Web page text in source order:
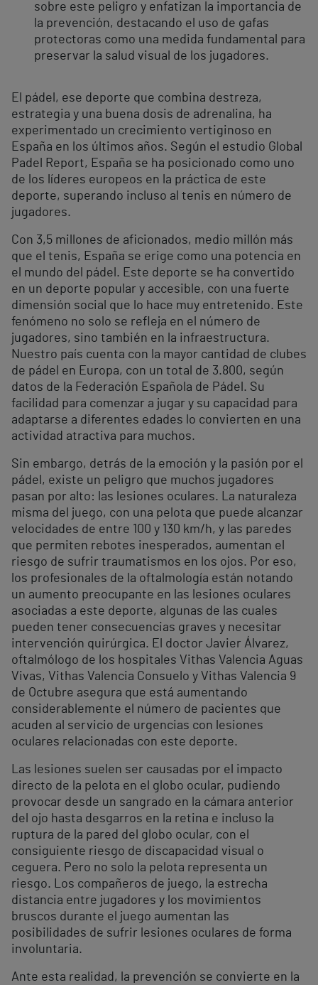
sobre este peligro y enfatizan la importancia de
la prevención, destacando el uso de gafas
protectoras como una medida fundamental para
preservar la salud visual de los jugadores.
El pádel, ese deporte que combina destreza,
estrategia y una buena dosis de adrenalina, ha
experimentado un crecimiento vertiginoso en
España en los últimos años. Según el estudio Global
Padel Report, España se ha posicionado como uno
de los líderes europeos en la práctica de este
deporte, superando incluso al tenis en número de
jugadores.
Con 3,5 millones de aficionados, medio millón más
que el tenis, España se erige como una potencia en
el mundo del pádel. Este deporte se ha convertido
en un deporte popular y accesible, con una fuerte
dimensión social que lo hace muy entretenido. Este
fenómeno no solo se refleja en el número de
jugadores, sino también en la infraestructura.
Nuestro país cuenta con la mayor cantidad de clubes
de pádel en Europa, con un total de 3.800, según
datos de la Federación Española de Pádel. Su
facilidad para comenzar a jugar y su capacidad para
adaptarse a diferentes edades lo convierten en una
actividad atractiva para muchos.
Sin embargo, detrás de la emoción y la pasión por el
pádel, existe un peligro que muchos jugadores
pasan por alto: las lesiones oculares. La naturaleza
misma del juego, con una pelota que puede alcanzar
velocidades de entre 100 y 130 km/h, y las paredes
que permiten rebotes inesperados, aumentan el
riesgo de sufrir traumatismos en los ojos. Por eso,
los profesionales de la oftalmología están notando
un aumento preocupante en las lesiones oculares
asociadas a este deporte, algunas de las cuales
pueden tener consecuencias graves y necesitar
intervención quirúrgica. El doctor Javier Álvarez,
oftalmólogo de los hospitales Vithas Valencia Aguas
Vivas, Vithas Valencia Consuelo y Vithas Valencia 9
de Octubre asegura que está aumentando
considerablemente el número de pacientes que
acuden al servicio de urgencias con lesiones
oculares relacionadas con este deporte.
Las lesiones suelen ser causadas por el impacto
directo de la pelota en el globo ocular, pudiendo
provocar desde un sangrado en la cámara anterior
del ojo hasta desgarros en la retina e incluso la
ruptura de la pared del globo ocular, con el
consiguiente riesgo de discapacidad visual o
ceguera. Pero no solo la pelota representa un
riesgo. Los compañeros de juego, la estrecha
distancia entre jugadores y los movimientos
bruscos durante el juego aumentan las
posibilidades de sufrir lesiones oculares de forma
involuntaria.
Ante esta realidad, la prevención se convierte en la